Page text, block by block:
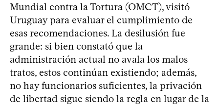
Mundial contra la Tortura (OMCT), visitó
Uruguay para evaluar el cumplimiento de
esas recomendaciones. La desilusión fue
grande: si bien constató que la
administración actual no avala los malos
tratos, estos continúan existiendo; además,
no hay funcionarios suficientes, la privación
de libertad sigue siendo la regla en lugar de la